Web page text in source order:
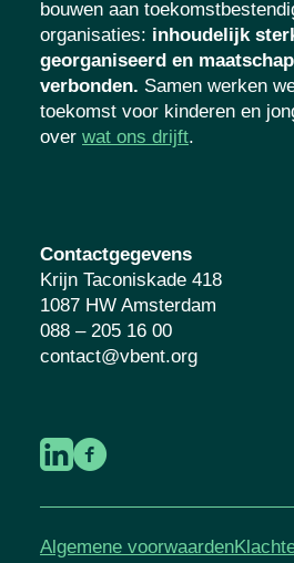
bouwen aan
organisaties: inhoudelijk
georganiseerd en
verbonden. Samen werken
toekomst voor kinderen en
over wat ons drijft.
Contactgegevens
Krijn Taconiskade 418
1087 HW Amsterdam
088 – 205 16 00
contact@vbent.org
Algemene voorwaarden